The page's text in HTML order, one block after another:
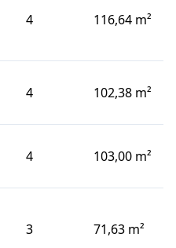
4 116,64 m²
4 102,38 m²
4 103,00 m²
3 71,63 m²